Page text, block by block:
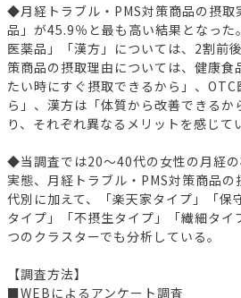
◆月経トラブル・PMS対策商品の摂取
品」が45.9％と最も高い結果となっ
医薬品」「漢方」については、2割前
策商品の摂取理由については、健康食
たい時にすぐ摂取できるから」、
ら」、漢方は「体質から改善できるか
り、それぞれ異なるメリットを感じて
◆当調査では20～40代の女性の月経
実態、月経トラブル・PMS対策商品
代別に加えて、「楽天家タイプ」「保
タイプ」「不摂生タイプ」「繊細タイ
つのクラスターでも分析している。
【調査方法】
■WEBによるアンケート調査